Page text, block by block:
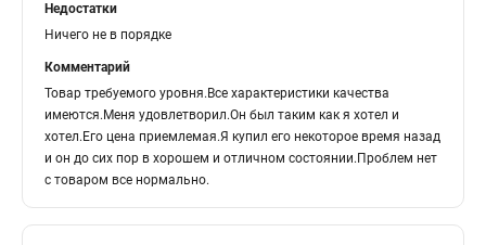
Недостатки
Ничего не в порядке
Комментарий
Товар требуемого уровня.Все характеристики качества
имеются.Меня удовлетворил.Он был таким как я хотел и
хотел.Его цена приемлемая.Я купил его некоторое время назад
и он до сих пор в хорошем и отличном состоянии.Проблем нет
с товаром все нормально.